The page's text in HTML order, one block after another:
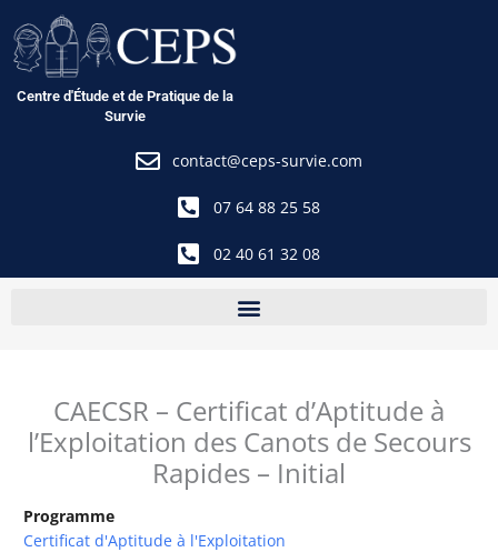
au
contenu
Centre d'Étude et de Pratique de la
Survie
contact@ceps-survie.com
07 64 88 25 58
02 40 61 32 08
CAECSR – Certificat d’Aptitude à
l’Exploitation des Canots de Secours
Rapides – Initial
Programme
Certificat d'Aptitude à l'Exploitation